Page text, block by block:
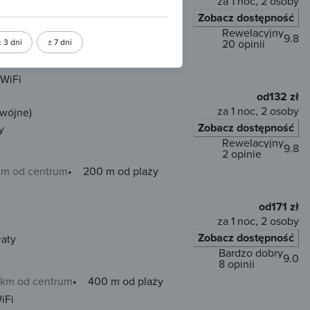
3 dni ± 7 dni
68 zł
Zobacz dostępność
9.8
Rewelacyjny
20 opinii
WiFi
od132 zł
za 1 noc, 2 osoby
Zobacz dostępność
od centrum 200 m od plaży
9.8
Rewelacyjny
2 opinie
od171 zł
za 1 noc, 2 osoby
Zobacz dostępność
km od centrum 400 m od plaży
9.0
Bardzo dobry
8 opinii